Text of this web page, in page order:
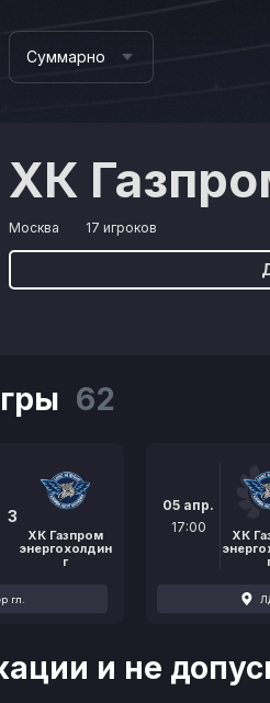
Суммарно
ХК
Москва 17 игроков
62
3
ХК Газпром
энергохолдин
г
гл.
05 апр.
17:00
ХК
и не